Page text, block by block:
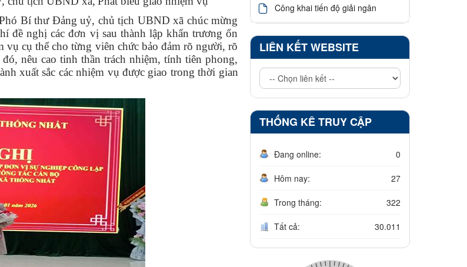
Bí thư Đảng uỷ, chủ tịch UBND xã chúc mừng
đề nghị các đơn vị sau thành lập khẩn trương ổn
cụ thể cho từng viên chức bảo đảm rõ người, rõ
nêu cao tinh thần trách nhiệm, tính tiên phong,
xuất sắc các nhiệm vụ được giao trong thời gian
Công khai tiến độ giải ngân
LIÊN KẾT WEBSITE
THỐNG KÊ TRUY CẬP
Đang online: 0
Hôm nay: 27
Trong tháng: 322
Tất cả: 30.011